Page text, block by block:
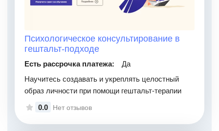
Психологическое консультирование в
гештальт-подходе
Есть рассрочка платежа:
Да
Научитесь создавать и укреплять целостный
образ личности при помощи гештальт-терапии
0.0
Нет отзывов